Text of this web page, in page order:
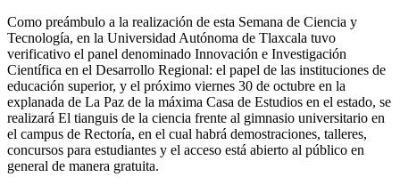
Como preámbulo a la realización de esta Semana de Ciencia y
Tecnología, en la Universidad Autónoma de Tlaxcala tuvo
verificativo el panel denominado Innovación e Investigación
Científica en el Desarrollo Regional: el papel de las instituciones de
educación superior, y el próximo viernes 30 de octubre en la
explanada de La Paz de la máxima Casa de Estudios en el estado, se
realizará El tianguis de la ciencia frente al gimnasio universitario en
el campus de Rectoría, en el cual habrá demostraciones, talleres,
concursos para estudiantes y el acceso está abierto al público en
general de manera gratuita.